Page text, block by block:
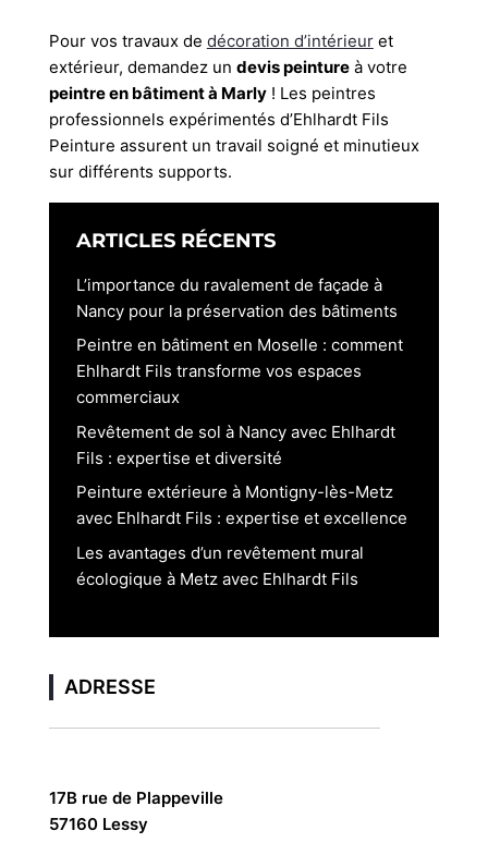
Pour vos travaux de décoration d’intérieuret
extérieur, demandez un devis peintureà votre
peintre en bâtiment à Marly! Les peintres
professionnels expérimentés d’Ehlhardt Fils
Peinture assurent un travail soigné et minutieux
sur différents supports.
ARTICLES RÉCENTS
L’importance du ravalement de façade à
Nancy pour la préservation des bâtiments
Peintre en bâtiment en Moselle : comment
Ehlhardt Fils transforme vos espaces
commerciaux
Revêtement de sol à Nancy avec Ehlhardt
Fils : expertise et diversité
Peinture extérieure à Montigny-lès-Metz
avec Ehlhardt Fils : expertise et excellence
Les avantages d’un revêtement mural
écologique à Metz avec Ehlhardt Fils
ADRESSE
17B rue de Plappeville
57160 Lessy